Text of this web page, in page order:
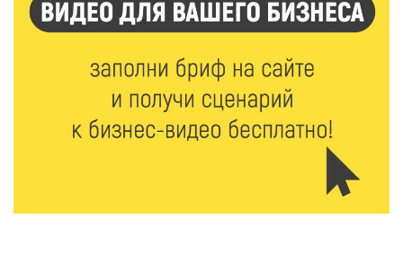
6 Авг 2026 15:01 183
От Твери до Москвы: выставка художника
Владимира Васильева о героях СВО проходит в РГБ
6 Авг 2026 14:55 143
В Твери создали соединения для кормовых